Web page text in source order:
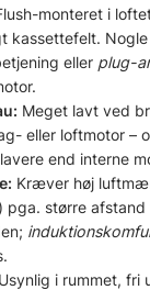
monteret i
kassettefelt. Nogle
eller plug-
Meget lavt ved
eller loftmotor –
end interne
Kræver høj
pga. større afstand
Usynlig i rummet, fri